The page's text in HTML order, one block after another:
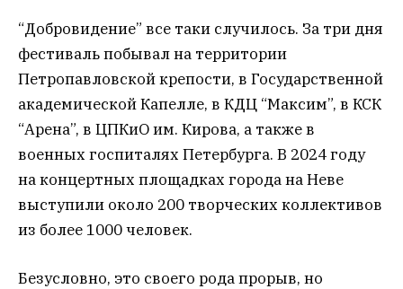
“Добровидение” все таки случилось. За три дня
фестиваль побывал на территории
Петропавловской крепости, в Государственной
академической Капелле, в КДЦ “Максим”, в КСК
“Арена”, в ЦПКиО им. Кирова, а также в
военных госпиталях Петербурга. В 2024 году
на концертных площадках города на Неве
выступили около 200 творческих коллективов
из более 1000 человек.
Безусловно, это своего рода прорыв, но